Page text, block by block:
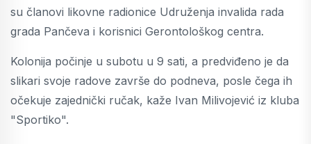
su članovi likovne radionice Udruženja invalida rada
grada Pančeva i korisnici Gerontološkog centra.
Kolonija počinje u subotu u 9 sati, a predviđeno je da
slikari svoje radove završe do podneva, posle čega ih
očekuje zajednički ručak, kaže Ivan Milivojević iz kluba
"Sportiko".